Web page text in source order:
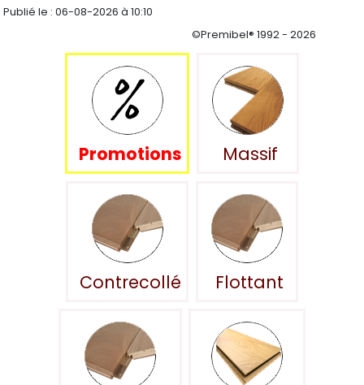
Publié le :06-08-2026 à 10:10
©Premibel® 1992 - 2026
Promotions Massif
Contrecollé Flottant